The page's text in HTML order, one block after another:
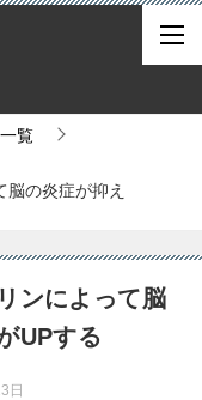
覧
の炎症が抑え
ンによって脳
UPする
日